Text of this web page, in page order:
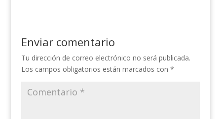
Enviar comentario
Tu dirección de correo electrónico no será publicada.
Los campos obligatorios están marcados con *